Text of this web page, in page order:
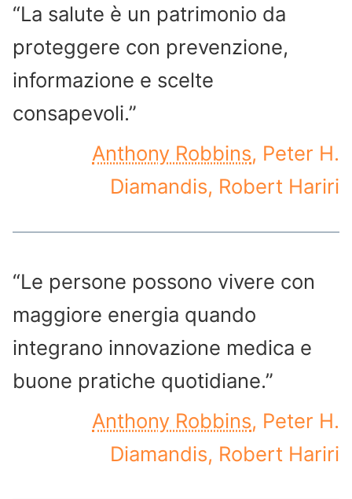
“La salute è un patrimonio da
proteggere con prevenzione,
informazione e scelte
consapevoli.”
Anthony Robbins, Peter H.
Diamandis, Robert Hariri
“Le persone possono vivere con
maggiore energia quando
integrano innovazione medica e
buone pratiche quotidiane.”
Anthony Robbins, Peter H.
Diamandis, Robert Hariri